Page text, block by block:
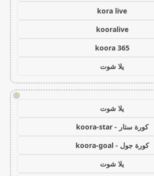
kora live
kooralive
koora 365
يلا شوت
!
يلا شوت
كورة ستار - koora-star
كورة جول - koora-goal
يلا شوت